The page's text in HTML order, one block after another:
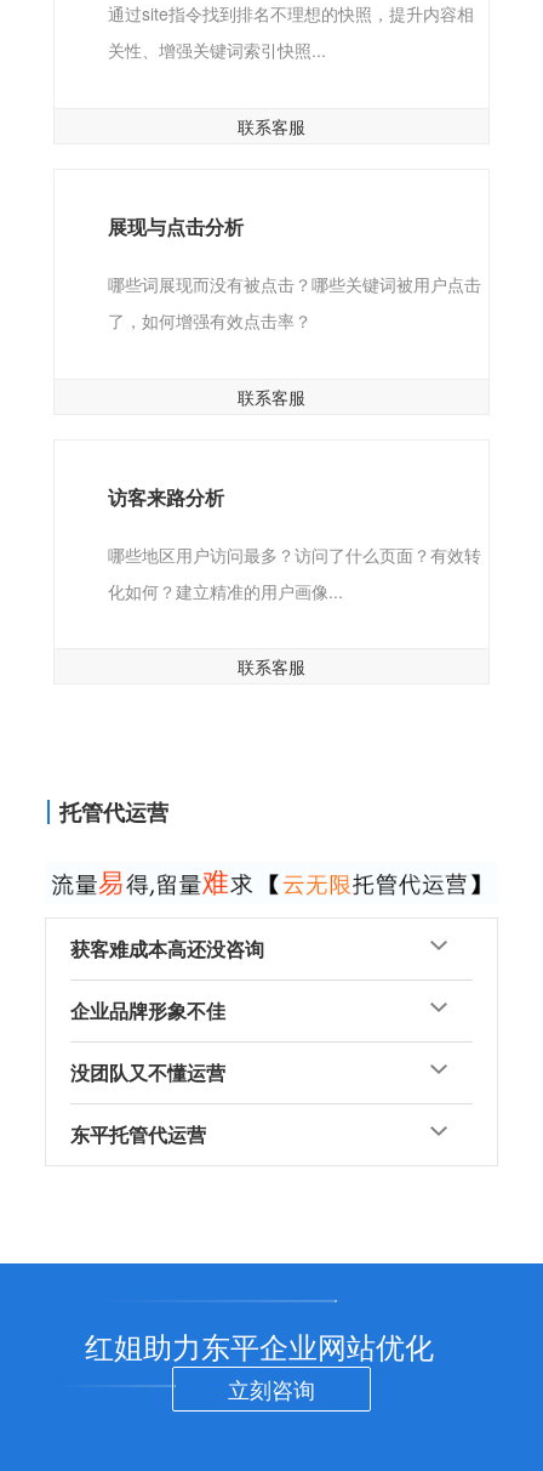
通过site指令找到排名不理想的快照，提升内容相
关性、增强关键词索引快照...
联系客服
展现与点击分析
哪些词展现而没有被点击？哪些关键词被用户点击
了，如何增强有效点击率？
联系客服
访客来路分析
哪些地区用户访问最多？访问了什么页面？有效转
化如何？建立精准的用户画像...
联系客服
托管代运营
获客难成本高还没咨询
企业品牌形象不佳
没团队又不懂运营
东平托管代运营
红姐助力东平企业网站优化
立刻咨询